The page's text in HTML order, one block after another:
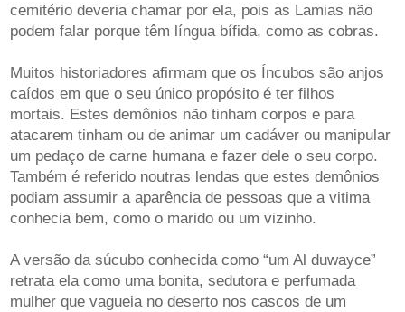
cemitério deveria chamar por ela, pois as Lamias não
podem falar porque têm língua bífida, como as cobras.
Muitos historiadores afirmam que os Íncubos são anjos
caídos em que o seu único propósito é ter filhos
mortais. Estes demônios não tinham corpos e para
atacarem tinham ou de animar um cadáver ou manipular
um pedaço de carne humana e fazer dele o seu corpo.
Também é referido noutras lendas que estes demônios
podiam assumir a aparência de pessoas que a vitima
conhecia bem, como o marido ou um vizinho.
A versão da súcubo conhecida como “um Al duwayce”
retrata ela como uma bonita, sedutora e perfumada
mulher que vagueia no deserto nos cascos de um